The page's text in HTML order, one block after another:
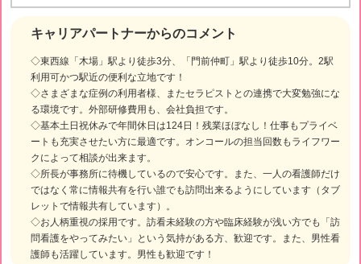
キャリアパートナーからのコメント
◇東西線「木場」駅より徒歩3分、「門前仲町」駅より徒歩10分。2駅
利用可かつ駅近の便利な立地です！
◇さまざまな症例の利用者様、またセラピストとの連携で大変勉強にな
る環境です。外部研修費用も、会社負担です。
◇基本土日祝休みで年間休日は124日！残業ほぼなし！仕事もプライベ
ートも充実させたい方に最適です。オンコールの担当回数もライフワー
クによって相談が出来ます。
◇所長が事務所に待機しているので安心です。また、一人の看護師だけ
ではなく常に情報共有を行い誰でも訪問出来るようにしています（タブ
レットで情報共有しています）。
◇お人柄重視の採用です。訪看未経験の方や臨床経験が浅い方でも「訪
問看護をやってみたい」という気持がある方、歓迎です。また、男性看
護師も活躍しています。男性も歓迎です！